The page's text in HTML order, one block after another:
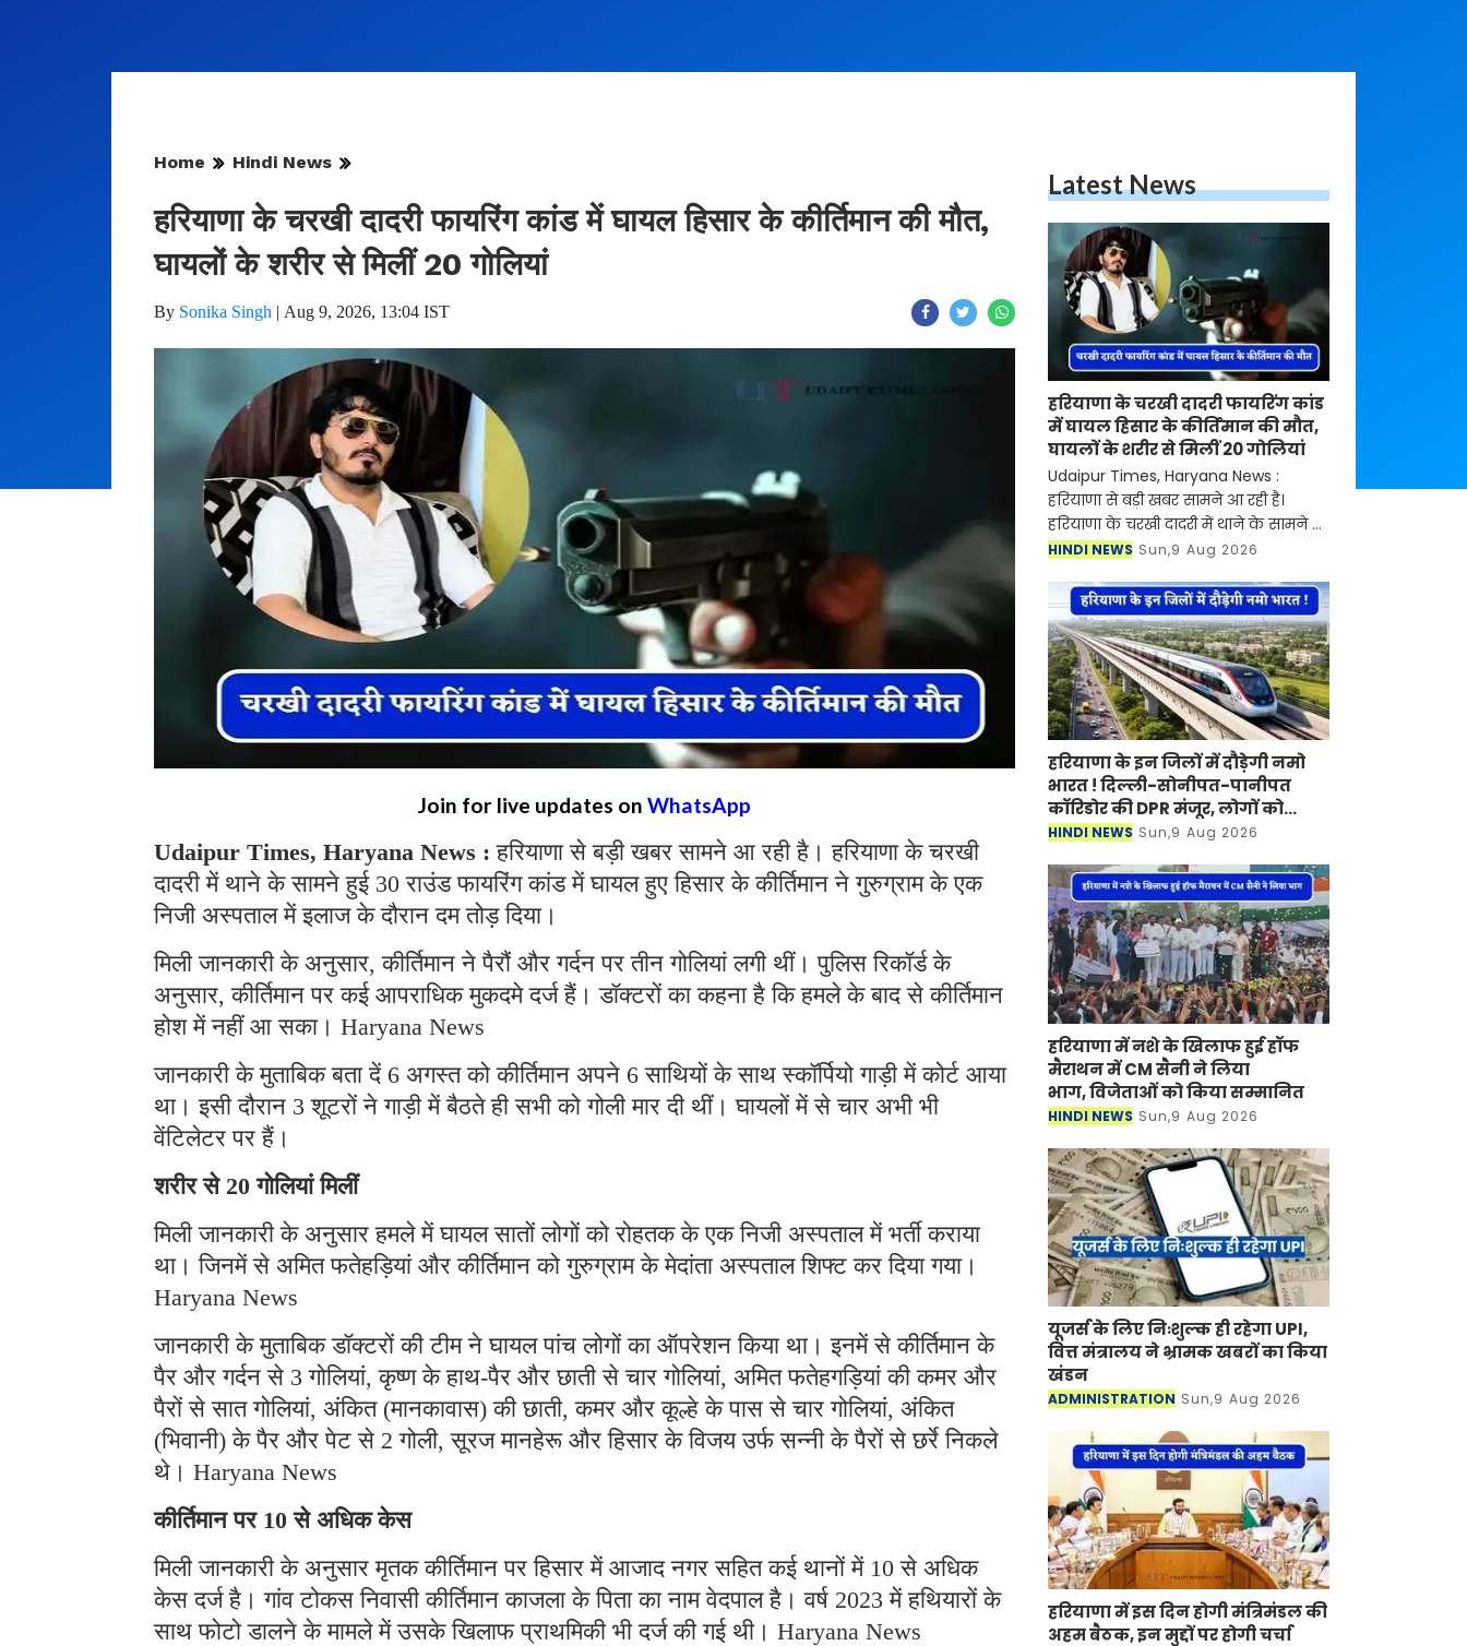
Home Hindi News
हरियाणा के चरखी दादरी फायरिंग कांड में घायल हिसार के कीर्तिमान की मौत,
घायलों के शरीर से मिलीं 20 गोलियां
By Sonika Singh | Aug 9, 2026, 13:04 IST
Join for live updates on WhatsApp
Udaipur Times, Haryana News :हरियाणा से बड़ी खबर सामने आ रही है। हरियाणा के चरखी
दादरी में थाने के सामने हुई 30 राउंड फायरिंग कांड में घायल हुए हिसार के कीर्तिमान ने गुरुग्राम के एक
निजी अस्पताल में इलाज के दौरान दम तोड़ दिया।
मिली जानकारी के अनुसार, कीर्तिमान ने पैरौं और गर्दन पर तीन गोलियां लगी थीं। पुलिस रिकॉर्ड के
अनुसार, कीर्तिमान पर कई आपराधिक मुकदमे दर्ज हैं। डॉक्टरों का कहना है कि हमले के बाद से कीर्तिमान
होश में नहीं आ सका। Haryana News
जानकारी के मुताबिक बता दें 6 अगस्त को कीर्तिमान अपने 6 साथियों के साथ स्कॉर्पियो गाड़ी में कोर्ट आया
था। इसी दौरान 3 शूटरों ने गाड़ी में बैठते ही सभी को गोली मार दी थीं। घायलों में से चार अभी भी
वेंटिलेटर पर हैं।
शरीर से 20 गोलियां मिलीं
मिली जानकारी के अनुसार हमले में घायल सातों लोगों को रोहतक के एक निजी अस्पताल में भर्ती कराया
था। जिनमें से अमित फतेहड़ियां और कीर्तिमान को गुरुग्राम के मेदांता अस्पताल शिफ्ट कर दिया गया।
Haryana News
जानकारी के मुताबिक डॉक्टरों की टीम ने घायल पांच लोगों का ऑपरेशन किया था। इनमें से कीर्तिमान के
पैर और गर्दन से 3 गोलियां, कृष्ण के हाथ-पैर और छाती से चार गोलियां, अमित फतेहगड़ियां की कमर और
पैरों से सात गोलियां, अंकित (मानकावास) की छाती, कमर और कूल्हे के पास से चार गोलियां, अंकित
(भिवानी) के पैर और पेट से 2 गोली, सूरज मानहेरू और हिसार के विजय उर्फ सन्नी के पैरों से छर्रे निकले
थे। Haryana News
कीर्तिमान पर 10 से अधिक केस
मिली जानकारी के अनुसार मृतक कीर्तिमान पर हिसार में आजाद नगर सहित कई थानों में 10 से अधिक
केस दर्ज है। गांव टोकस निवासी कीर्तिमान काजला के पिता का नाम वेदपाल है। वर्ष 2023 में हथियारों के
साथ फोटो डालने के मामले में उसके खिलाफ प्राथमिकी भी दर्ज की गई थी। Haryana News
Latest News
हरियाणा के चरखी दादरी फायरिंग कांड
में घायल हिसार के कीर्तिमान की मौत,
घायलों के शरीर से मिलीं 20 गोलियां
Udaipur Times, Haryana News :
हरियाणा से बड़ी खबर सामने आ रही है।
हरियाणा के चरखी दादरी में थाने के सामने हुई
30 राउंड फायरिंग कांड में घायल हुए हिसार
अस्पताल में
HINDI NEWS Sun,9 Aug 2026
हरियाणा के इन जिलों में दौड़ेगी नमो
भारत ! दिल्ली-सोनीपत-पानीपत
कॉरिडोर की DPR मंजूर, लोगों को
मिलेगा बड़ा फायदा
HINDI NEWS Sun,9 Aug 2026
हरियाणा में नशे के खिलाफ हुई हॉफ
मैराथन में CM सैनी ने लिया
भाग, विजेताओं को किया सम्मानित
HINDI NEWS Sun,9 Aug 2026
यूजर्स के लिए निःशुल्क ही रहेगा UPI,
वित्त मंत्रालय ने भ्रामक खबरों का किया
खंडन
ADMINISTRATION Sun,9 Aug 2026
हरियाणा में इस दिन होगी मंत्रिमंडल की
अहम बैठक, इन मुद्दों पर होगी चर्चा